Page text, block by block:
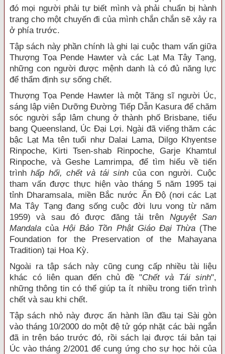
đó mọi người phải tự biết mình và phải chuẩn bị hành
trang cho một chuyến đi của mình chắn chắn sẽ xảy ra
ở phía trước.
Tập sách này phần chính là ghi lại cuộc tham vấn giữa
Thượng Tọa Pende Hawter và các Lạt Ma Tây Tạng,
những con người được mệnh danh là có đủ năng lực
để thẩm định sự sống chết.
Thượng Tọa Pende Hawter là một Tăng sĩ người Úc,
sáng lập viên Dưỡng Ðường Tiếp Dẫn Kasura để chăm
sóc người sắp lâm chung ở thành phố Brisbane, tiểu
bang Queensland, Úc Ðại Lợi. Ngài đã viếng thăm các
bậc Lạt Ma tên tuổi như Dalai Lama, Dilgo Khyentse
Rinpoche, Kirti Tsen-shab Rinpoche, Garje Khamtul
Rinpoche, và Geshe Lamrimpa, để tìm hiểu về tiến
trìnhhấp hối, chết và tái sinhcủa con người. Cuộc
tham vấn được thực hiện vào tháng 5 năm 1995 tại
tỉnh Dharamsala, miền Bắc nước Ấn Ðộ (nơi các Lạt
Ma Tây Tạng đang sống cuộc đời lưu vong từ năm
1959) và sau đó được đăng tải trên Nguyệt San
Mandala củaHội Bảo Tồn Phật Giáo Ðại Thừa(The
Foundation for the Preservation of the Mahayana
Tradition) tại Hoa Kỳ.
Ngoài ra tập sách này cũng cung cấp nhiều tài liệu
khác có liên quan đến chủ đề "Chết và Tái sinh",
những thông tin có thể giúp ta ít nhiều trong tiến trình
chết và sau khi chết.
Tập sách nhỏ này được ấn hành lần đầu tại Sài gòn
vào tháng 10/2000 do một đệ tử góp nhặt các bài ngắn
đã in trên báo trước đó, rồi sách lại được tái bản tại
Úc vào tháng 2/2001 để cung ứng cho sự học hỏi của